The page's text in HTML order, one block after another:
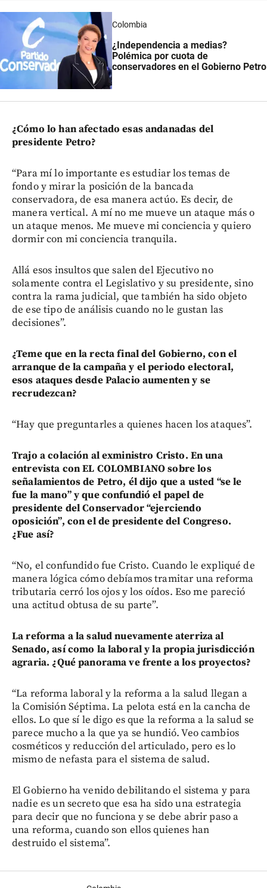
Colombia
¿Independencia a medias?
Polémica por cuota de
conservadores en el Gobierno Petro
¿Cómo lo han afectado esas andanadas del
presidente Petro?
“Para mí lo importante es estudiar los temas de
fondo y mirar la posición de la bancada
conservadora, de esa manera actúo. Es decir, de
manera vertical. A mí no me mueve un ataque más o
un ataque menos. Me mueve mi conciencia y quiero
dormir con mi conciencia tranquila.
Allá esos insultos que salen del Ejecutivo no
solamente contra el Legislativo y su presidente, sino
contra la rama judicial, que también ha sido objeto
de ese tipo de análisis cuando no le gustan las
decisiones”.
¿Teme que en la recta final del Gobierno, con el
arranque de la campaña y el periodo electoral,
esos ataques desde Palacio aumenten y se
recrudezcan?
“Hay que preguntarles a quienes hacen los ataques”.
Trajo a colación al exministro Cristo. En una
entrevista con EL COLOMBIANO sobre los
señalamientos de Petro, él dijo que a usted “se le
fue la mano” y que confundió el papel de
presidente del Conservador “ejerciendo
oposición”, con el de presidente del Congreso.
¿Fue así?
“No, el confundido fue Cristo. Cuando le expliqué de
manera lógica cómo debíamos tramitar una reforma
tributaria cerró los ojos y los oídos. Eso me pareció
una actitud obtusa de su parte”.
La reforma a la salud nuevamente aterriza al
Senado, así como la laboral y la propia jurisdicción
agraria. ¿Qué panorama ve frente a los proyectos?
“La reforma laboral y la reforma a la salud llegan a
la Comisión Séptima. La pelota está en la cancha de
ellos. Lo que sí le digo es que la reforma a la salud se
parece mucho a la que ya se hundió. Veo cambios
cosméticos y reducción del articulado, pero es lo
mismo de nefasta para el sistema de salud.
El Gobierno ha venido debilitando el sistema y para
nadie es un secreto que esa ha sido una estrategia
para decir que no funciona y se debe abrir paso a
una reforma, cuando son ellos quienes han
destruido el sistema”.